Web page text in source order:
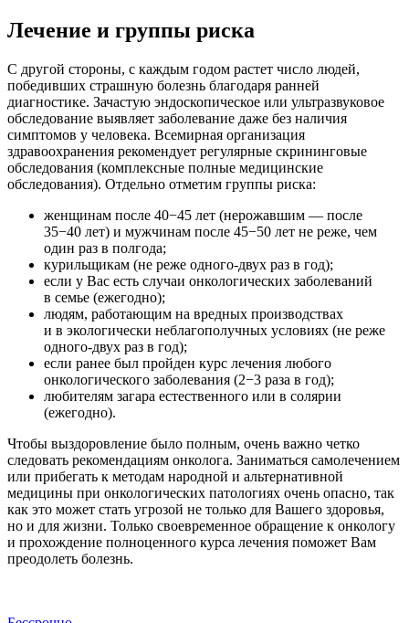
Лечение и группы риска
С другой стороны, с каждым годом растет число людей,
победивших страшную болезнь благодаря ранней
диагностике. Зачастую эндоскопическое или ультразвуковое
обследование выявляет заболевание даже без наличия
симптомов у человека. Всемирная организация
здравоохранения рекомендует регулярные скрининговые
обследования (комплексные полные медицинские
обследования). Отдельно отметим группы риска:
женщинам после 40−45 лет (нерожавшим — после
35−40 лет) и мужчинам после 45−50 лет не реже, чем
один раз в полгода;
курильщикам (не реже одного-двух раз в год);
если у Вас есть случаи онкологических заболеваний
в семье (ежегодно);
людям, работающим на вредных производствах
и в экологически неблагополучных условиях (не реже
одного-двух раз в год);
если ранее был пройден курс лечения любого
онкологического заболевания (2−3 раза в год);
любителям загара естественного или в солярии
(ежегодно).
Чтобы выздоровление было полным, очень важно четко
следовать рекомендациям онколога. Заниматься самолечением
или прибегать к методам народной и альтернативной
медицины при онкологических патологиях очень опасно, так
как это может стать угрозой не только для Вашего здоровья,
но и для жизни. Только своевременное обращение к онкологу
и прохождение полноценного курса лечения поможет Вам
преодолеть болезнь.